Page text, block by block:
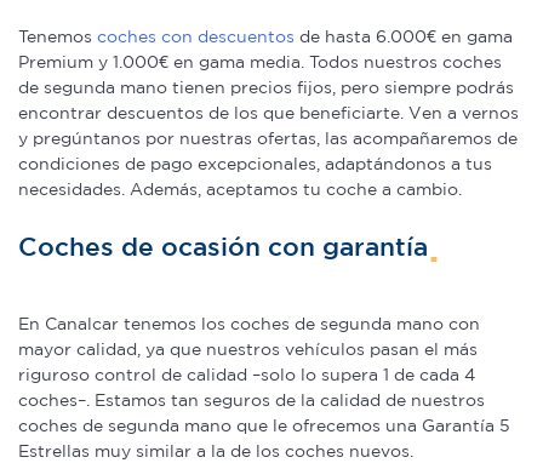
Tenemos coches con descuentos de hasta 6.000€ en gama
Premium y 1.000€ en gama media. Todos nuestros coches
de segunda mano tienen precios fijos, pero siempre podrás
encontrar descuentos de los que beneficiarte. Ven a vernos
y pregúntanos por nuestras ofertas, las acompañaremos de
condiciones de pago excepcionales, adaptándonos a tus
necesidades. Además, aceptamos tu coche a cambio.
Coches de ocasión con garantía
En Canalcar tenemos los coches de segunda mano con
mayor calidad, ya que nuestros vehículos pasan el más
riguroso control de calidad –solo lo supera 1 de cada 4
coches–. Estamos tan seguros de la calidad de nuestros
coches de segunda mano que le ofrecemos una Garantía 5
Estrellas muy similar a la de los coches nuevos.